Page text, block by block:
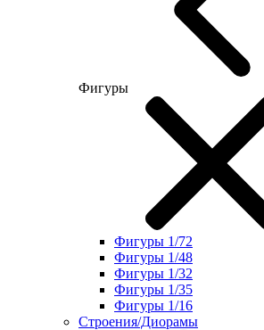
Фигуры
Фигуры 1/72
Фигуры 1/48
Фигуры 1/32
Фигуры 1/35
Фигуры 1/16
Строения/Диорамы